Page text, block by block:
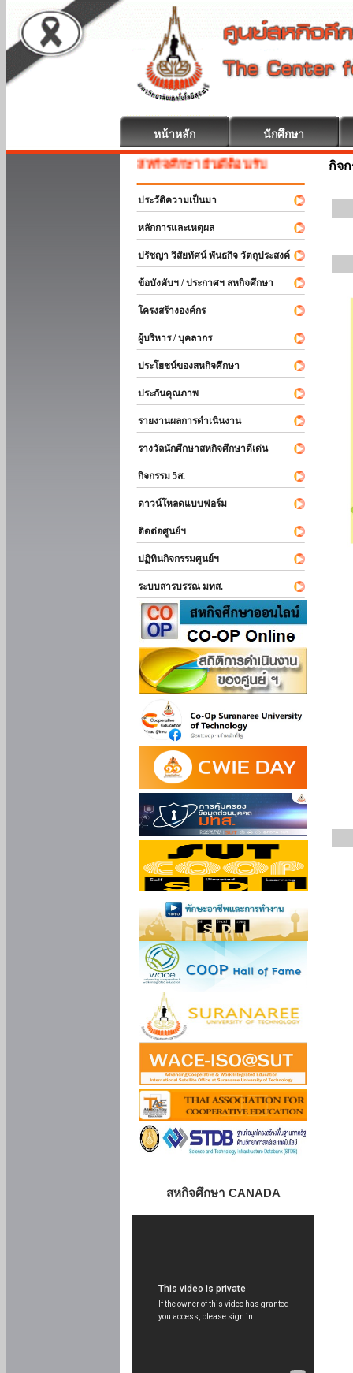
หน้าหลัก นักศึกษา
สหกิจศึกษา ยินดีต้อนรับ
ประวัติความเป็นมา
หลักการและเหตุผล
ปรัชญา วิสัยทัศน์ พันธกิจ วัตถุประสงค์
ข้อบังคับฯ / ประกาศฯ สหกิจศึกษา
โครงสร้างองค์กร
ผู้บริหาร / บุคลากร
ประโยชน์ของสหกิจศึกษา
ประกันคุณภาพ
รายงานผลการดำเนินงาน
รางวัลนักศึกษาสหกิจศึกษาดีเด่น
กิจกรรม 5ส.
ดาวน์โหลดแบบฟอร์ม
ติดต่อศูนย์ฯ
ปฏิทินกิจกรรมศูนย์ฯ
ระบบสารบรรณ มทส.
สหกิจศึกษา CANADA
กิจ